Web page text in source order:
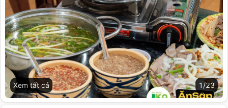
Xem tất cả 1 /23